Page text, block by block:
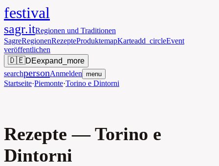
festival
sagr.itRegionen und Traditionen
SagreRegionenRezepteProduktemapKarteadd_circleEvent
veröffentlichen
🇩🇪DEexpand_more
searchpersonAnmelden menu
Startseite·Piemonte·Torino e Dintorni
Rezepte — Torino e
Dintorni